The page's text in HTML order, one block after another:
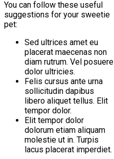
You can follow these useful
suggestions for your sweetie
pet:
Sed ultrices amet eu
placerat maecenas non
diam rutrum. Vel posuere
dolor ultricies.
Felis cursus ante urna
sollicitudin dapibus
libero aliquet tellus. Elit
tempor dolor.
Elit tempor dolor
dolorum etiam aliquam
molestie ut in. Turpis
lacus placerat imperdiet.